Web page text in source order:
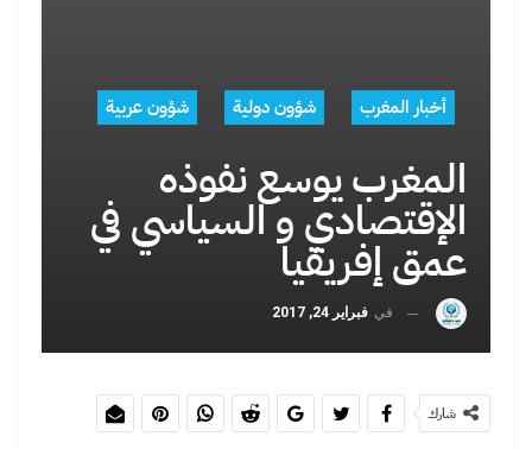
أخبار المغرب شؤون دولية شؤون عربية
المغرب يوسع نفوذه
الإقتصادي و السياسي في
عمق إفريقيا
في فبراير 24, 2017
شارك